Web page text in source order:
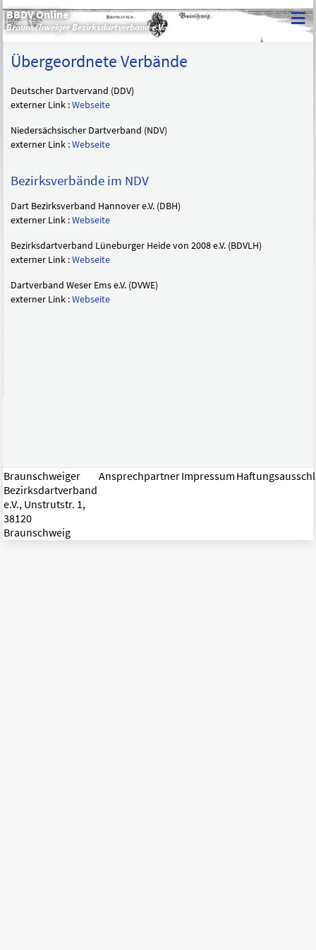
BBDV Online
Braunschweiger Bezirksdartverband e.V. ≡
Übergeordnete Verbände
Deutscher Dartvervand (DDV)
externer Link :Webseite
Niedersächsischer Dartverband (NDV)
externer Link :Webseite
Bezirksverbände im NDV
Dart Bezirksverband Hannover e.V. (DBH)
externer Link :Webseite
Bezirksdartverband Lüneburger Heide von 2008 e.V. (BDVLH)
externer Link :Webseite
Dartverband Weser Ems e.V. (DVWE)
externer Link :Webseite
Braunschweiger
Bezirksdartverband
e.V., Unstrutstr. 1,
38120
Braunschweig
AnsprechpartnerImpressum